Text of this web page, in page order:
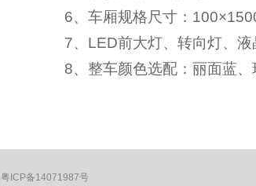
6、 车厢规格尺寸：
7、 LED前大灯、转向灯、液
8、 整车颜色选配：丽面蓝、
粤ICP备14071987号